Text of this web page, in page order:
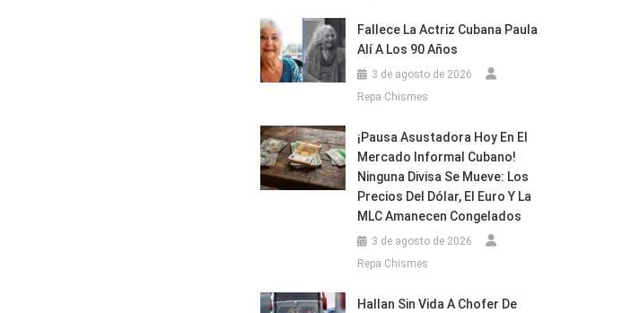
Fallece La Actriz Cubana Paula
Alí A Los 90 Años
3 de agosto de 2026
Repa Chismes
¡Pausa Asustadora Hoy En El
Mercado Informal Cubano!
Ninguna Divisa Se Mueve: Los
Precios Del Dólar, El Euro Y La
MLC Amanecen Congelados
3 de agosto de 2026
Repa Chismes
Hallan Sin Vida A Chofer De